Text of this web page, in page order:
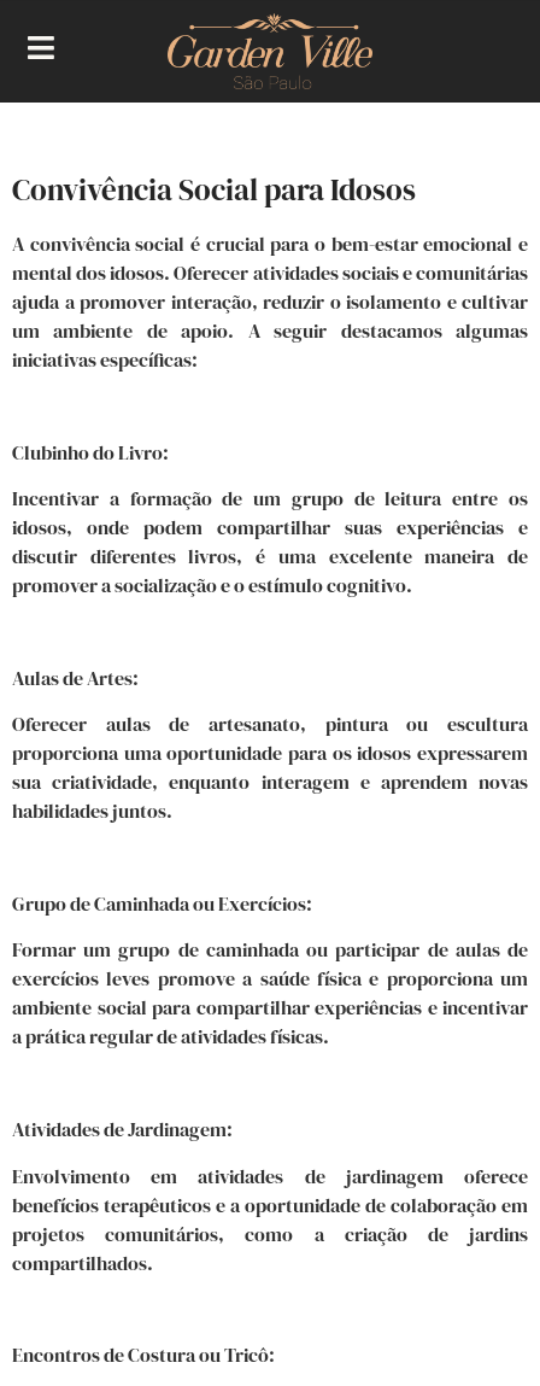
Convivência Social para Idosos
A convivência social é crucial para o bem-estar emocional e
mental dos idosos. Oferecer atividades sociais e comunitárias
ajuda a promover interação, reduzir o isolamento e cultivar
um ambiente de apoio. A seguir destacamos algumas
iniciativas específicas:
Clubinho do Livro:
Incentivar a formação de um grupo de leitura entre os
idosos, onde podem compartilhar suas experiências e
discutir diferentes livros, é uma excelente maneira de
promover a socialização e o estímulo cognitivo.
Aulas de Artes:
Oferecer aulas de artesanato, pintura ou escultura
proporciona uma oportunidade para os idosos expressarem
sua criatividade, enquanto interagem e aprendem novas
habilidades juntos.
Grupo de Caminhada ou Exercícios:
Formar um grupo de caminhada ou participar de aulas de
exercícios leves promove a saúde física e proporciona um
ambiente social para compartilhar experiências e incentivar
a prática regular de atividades físicas.
Atividades de Jardinagem:
Envolvimento em atividades de jardinagem oferece
benefícios terapêuticos e a oportunidade de colaboração em
projetos comunitários, como a criação de jardins
compartilhados.
Encontros de Costura ou Tricô: